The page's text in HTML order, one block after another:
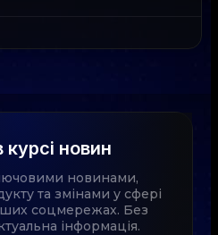
курсі новин
новинами,
та змінами у сфері
соцмережах. Без
інформація.